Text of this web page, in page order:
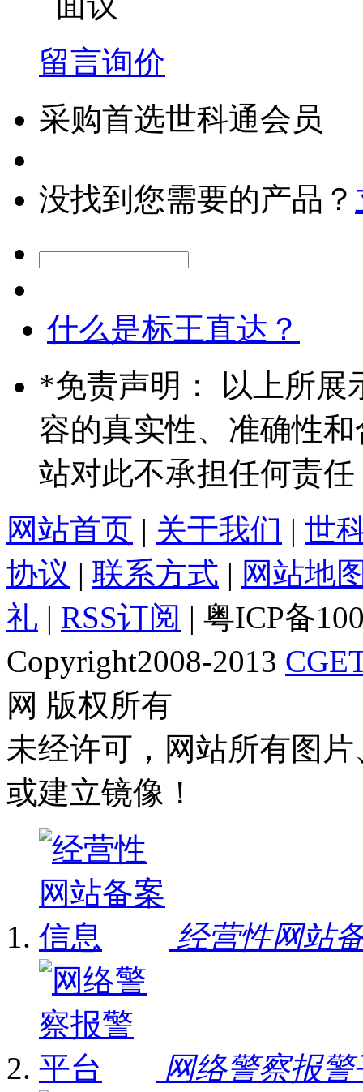
留言询价
采购首选世科通会员
没找到您需要的产品？
什么是标王直达？
*免责声明： 以上所展
容的真实性、准确性
站对此不承担任何责任
网站首页 | 关于我们 | 世
协议 | 联系方式 | 网站地
礼 | RSS订阅 | 粤ICP备
Copyright2008-2013
网 版权所有
未经许可，网站所有图
或建立镜像！
经营性网站
网络警察报警